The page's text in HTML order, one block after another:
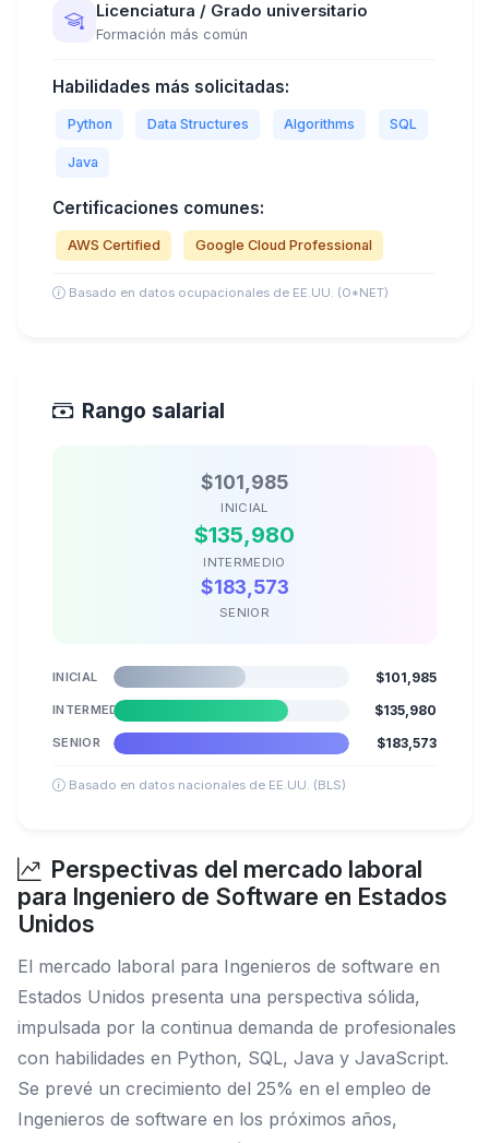
Licenciatura / Grado universitario
Formación más común
Habilidades más solicitadas:
Python Data Structures Algorithms SQL
Java
Certificaciones comunes:
AWS Certified Google Cloud Professional
Basado en datos ocupacionales de EE.UU. (O*NET)
Rango salarial
$101,985
INICIAL
$135,980
INTERMEDIO
$183,573
SENIOR
INICIAL $101,985
INTERMEDIO $135,980
SENIOR $183,573
Basado en datos nacionales de EE.UU. (BLS)
Perspectivas del mercado laboral
para Ingeniero de Software en Estados
Unidos
El mercado laboral para Ingenieros de software en
Estados Unidos presenta una perspectiva sólida,
impulsada por la continua demanda de profesionales
con habilidades en Python, SQL, Java y JavaScript.
Se prevé un crecimiento del 25% en el empleo de
Ingenieros de software en los próximos años,